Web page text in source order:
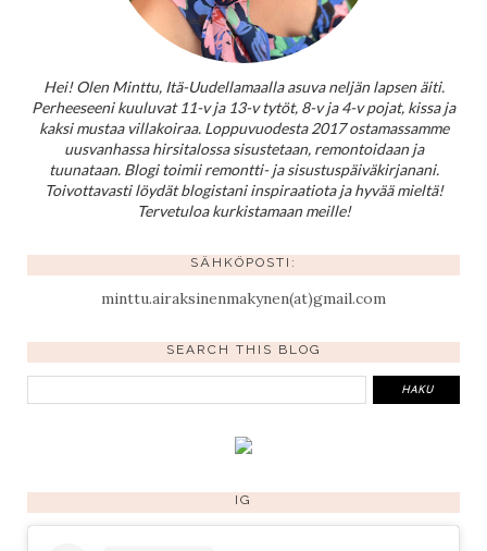
Hei! Olen Minttu, Itä-Uudellamaalla asuva neljän lapsen äiti.
Perheeseeni kuuluvat 11-v ja 13-v tytöt, 8-v ja 4-v pojat, kissa ja
kaksi mustaa villakoiraa. Loppuvuodesta 2017 ostamassamme
uusvanhassa hirsitalossa sisustetaan, remontoidaan ja
tuunataan. Blogi toimii remontti- ja sisustuspäiväkirjanani.
Toivottavasti löydät blogistani inspiraatiota ja hyvää mieltä!
Tervetuloa kurkistamaan meille!
SÄHKÖPOSTI:
minttu.airaksinenmakynen(at)gmail.com
SEARCH THIS BLOG
IG